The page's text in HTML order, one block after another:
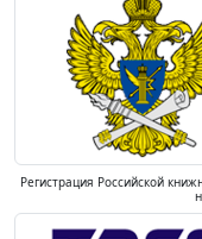
Регистрация Российской